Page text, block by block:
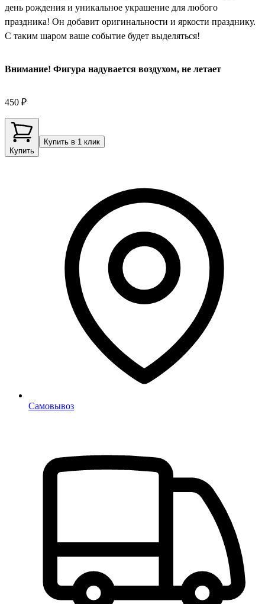
день рождения и уникальное украшение для любого
праздника! Он добавит оригинальности и яркости празднику.
С таким шаром ваше событие будет выделяться!
Внимание! Фигура надувается воздухом, не летает
450 ₽
Купить
Купить в 1 клик
Самовывоз